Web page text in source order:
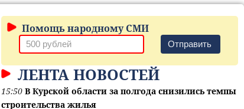
Помощь народному СМИ
Отправить
ЛЕНТА НОВОСТЕЙ
15:50 В Курской области за полгода снизились темпы
строительства жилья